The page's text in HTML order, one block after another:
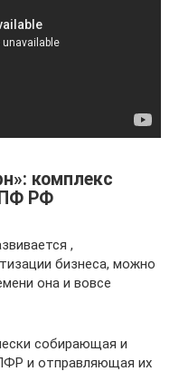
комплекс
ПФ РФ
,
бизнеса, можно
она и вовсе
собирающая и
и отправляющая их